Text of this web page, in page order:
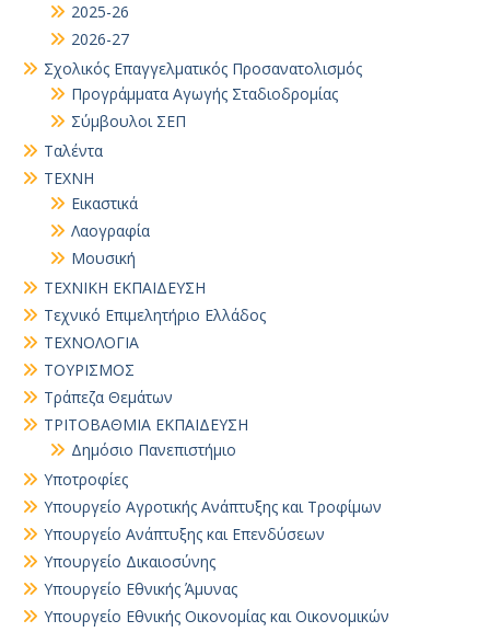
2025-26
2026-27
Σχολικός Επαγγελματικός Προσανατολισμός
Προγράμματα Αγωγής Σταδιοδρομίας
Σύμβουλοι ΣΕΠ
Ταλέντα
ΤΕΧΝΗ
Εικαστικά
Λαογραφία
Μουσική
ΤΕΧΝΙΚΗ ΕΚΠΑΙΔΕΥΣΗ
Τεχνικό Επιμελητήριο Ελλάδος
ΤΕΧΝΟΛΟΓΙΑ
ΤΟΥΡΙΣΜΟΣ
Τράπεζα Θεμάτων
ΤΡΙΤΟΒΑΘΜΙΑ ΕΚΠΑΙΔΕΥΣΗ
Δημόσιο Πανεπιστήμιο
Υποτροφίες
Υπουργείο Αγροτικής Ανάπτυξης και Τροφίμων
Υπουργείο Ανάπτυξης και Επενδύσεων
Υπουργείο Δικαιοσύνης
Υπουργείο Εθνικής Άμυνας
Υπουργείο Εθνικής Οικονομίας και Οικονομικών